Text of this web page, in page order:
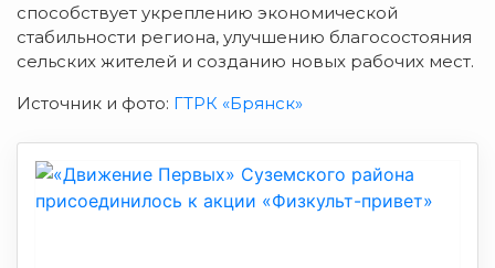
способствует укреплению экономической
стабильности региона, улучшению благосостояния
сельских жителей и созданию новых рабочих мест.
Источник и фото: ГТРК «Брянск»